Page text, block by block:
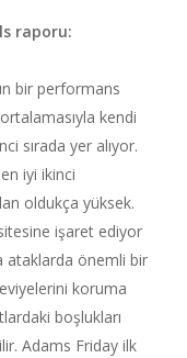
raporu:
bir performans
kendi
sırada yer alıyor.
iyi ikinci
oldukça yüksek.
işaret ediyor
ataklarda önemli bir
koruma
boşlukları
Adams Friday ilk